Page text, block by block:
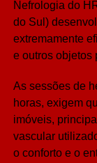
Nefrologia do
do Sul)
extremamente
e outros objetos
As sessões de
horas, exigem
imóveis,
vascular
o conforto e o